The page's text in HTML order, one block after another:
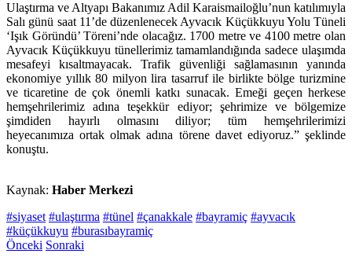
Ulaştırma ve Altyapı Bakanımız Adil Karaismailoğlu’nun katılımıyla
Salı günü saat 11’de düzenlenecek Ayvacık Küçükkuyu Yolu Tüneli
‘Işık Göründü’ Töreni’nde olacağız. 1700 metre ve 4100 metre olan
Ayvacık Küçükkuyu tünellerimiz tamamlandığında sadece ulaşımda
mesafeyi kısaltmayacak. Trafik güvenliği sağlamasının yanında
ekonomiye yıllık 80 milyon lira tasarruf ile birlikte bölge turizmine
ve ticaretine de çok önemli katkı sunacak. Emeği geçen herkese
hemşehrilerimiz adına teşekkür ediyor; şehrimize ve bölgemize
şimdiden hayırlı olmasını diliyor; tüm hemşehrilerimizi
heyecanımıza ortak olmak adına törene davet ediyoruz.” şeklinde
konuştu.
Kaynak: Haber Merkezi
#siyaset #ulaştırma #tünel #çanakkale #bayramiç #ayvacık
#küçükkuyu #burasıbayramiç
Önceki Sonraki